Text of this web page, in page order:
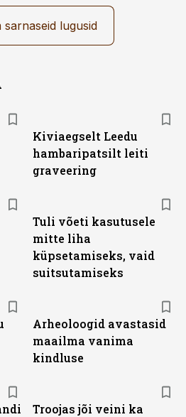
sarnaseid lugusid
Kiviaegselt Leedu
hambaripatsilt leiti
graveering
Tuli võeti kasutusele
mitte liha
küpsetamiseks, vaid
suitsutamiseks
Arheoloogid avastasid
maailma vanima
kindluse
Troojas jõi veini ka